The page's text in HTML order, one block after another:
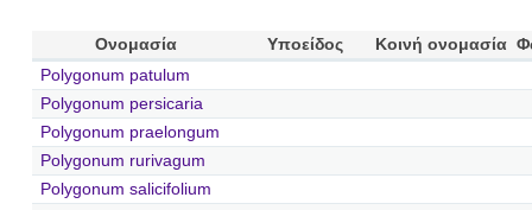
Ονομασία Υποείδος Κοινή ονομασία
Polygonum patulum
Polygonum persicaria
Polygonum praelongum
Polygonum rurivagum
Polygonum salicifolium